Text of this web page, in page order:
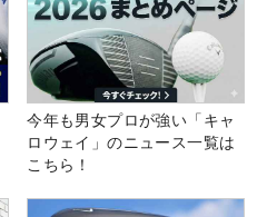
今年も男女プロが強い「キャ
ロウェイ」のニュース一覧は
こちら！